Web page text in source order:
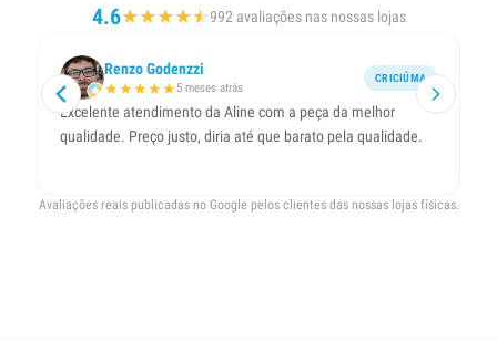
4.6★★★★★
★992 avaliações nas nossas lojas
Renzo Godenzzi
★★★★★5 meses atrás
CRICIÚMA
Excelente atendimento da Aline com a peça da melhor
qualidade. Preço justo, diria até que barato pela qualidade.
Avaliações reais publicadas no Google pelos clientes das nossas lojas físicas.